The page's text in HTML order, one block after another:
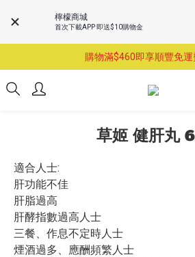
檸檬商城
首次下載APP 即送$10購物金
購物滿$460即享順豐免運
購物滿$460即享順豐免運
已支持葵涌門市自取服務-
草姬 健肝丸
適合人士:
肝功能不佳
肝脂過高
肝酵指數過高人士
三餐、作息不定時人士
煙酒過多、應酬頻繁人士